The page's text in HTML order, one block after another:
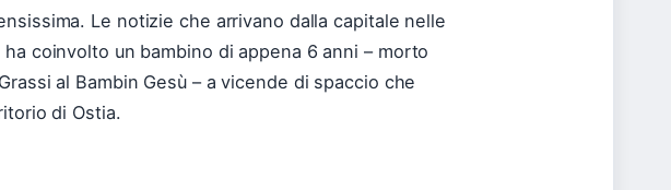
Le notizie che arrivano dalla capitale nelle
coinvolto un bambino di appena 6 anni – morto
al Bambin Gesù – a vicende di spaccio che
di Ostia.